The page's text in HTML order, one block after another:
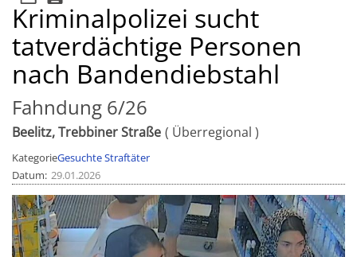
Kriminalpolizei sucht
tatverdächtige Personen
nach Bandendiebstahl
Fahndung 6/26
Beelitz, Trebbiner Straße Überregional
KategorieGesuchte Straftäter
Datum 29.01.2026